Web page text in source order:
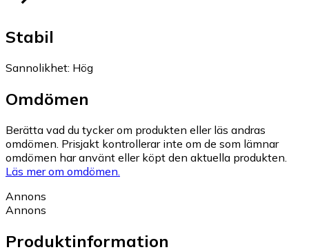
Stabil
Sannolikhet: Hög
Omdömen
Berätta vad du tycker om produkten eller läs andras
omdömen. Prisjakt kontrollerar inte om de som lämnar
omdömen har använt eller köpt den aktuella produkten.
Läs mer om omdömen.
Annons
Annons
Produktinformation